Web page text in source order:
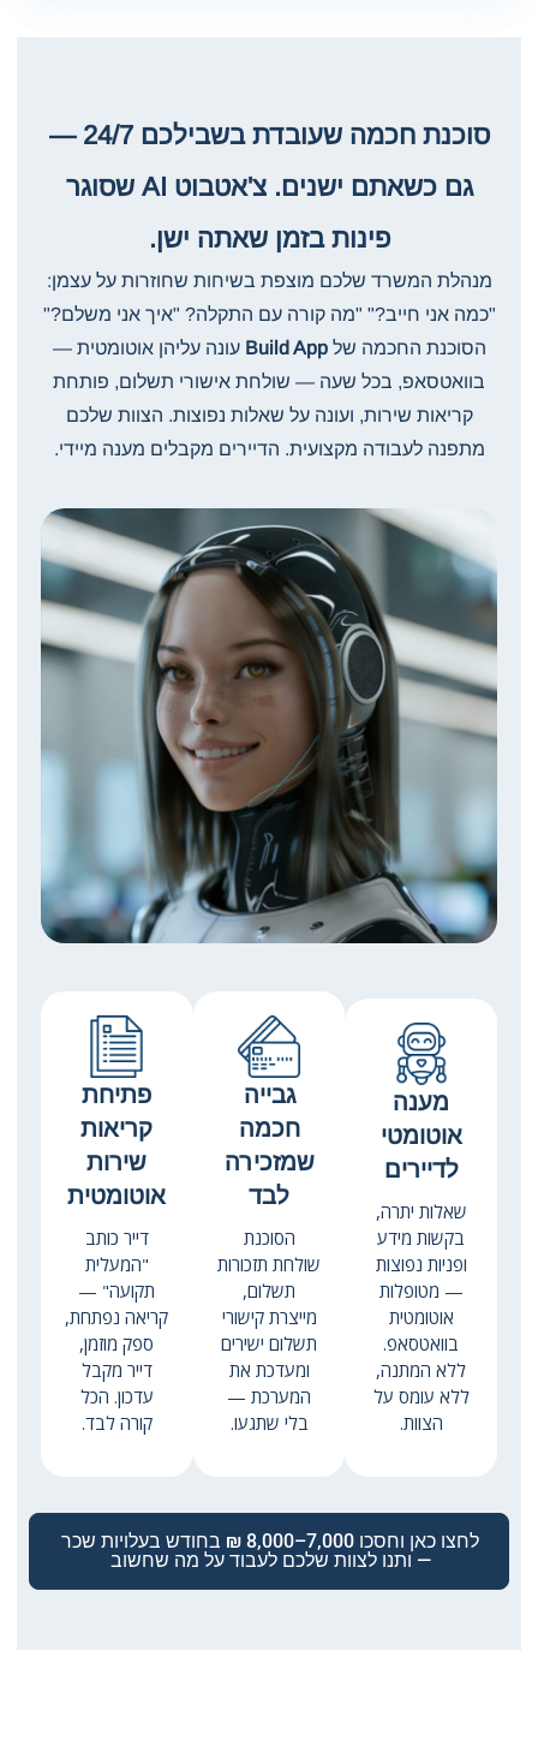
סוכנת חכמה שעובדת בשבילכם 24/7 —
גם כשאתם ישנים. צ'אטבוט AI שסוגר
פינות בזמן שאתה ישן.
מנהלת המשרד שלכם מוצפת בשיחות שחוזרות על עצמן:
"כמה אני חייב?" "מה קורה עם התקלה? "איך אני משלם?"
הסוכנת החכמה שלBuild App עונה עליהן אוטומטית —
בוואטסאפ, בכל שעה — שולחת אישורי תשלום, פותחת
קריאות שירות, ועונה על שאלות נפוצות. הצוות שלכם
מתפנה לעבודה מקצועית. הדיירים מקבלים מענה מיידי.
פתיחת
קריאות
שירות
אוטומטית
דייר כותב
"המעלית
תקועה" —
קריאה נפתחת,
ספק מוזמן,
דייר מקבל
עדכון. הכל
קורה לבד.
גבייה
חכמה
שמזכירה
לבד
הסוכנת
שולחת תזכורות
תשלום,
מייצרת קישורי
תשלום ישירים
ומעדכת את
המערכת —
בלי שתגעו.
מענה
אוטומטי
לדיירים
שאלות יתרה,
בקשות מידע
ופניות נפוצות
— מטופלות
אוטומטית
בוואטסאפ.
ללא המתנה,
ללא עומס על
הצוות.
לחצו כאן וחסכו 7,000–8,000 ₪ בחודש בעלויות שכר
— ותנו לצוות שלכם לעבוד על מה שחשוב